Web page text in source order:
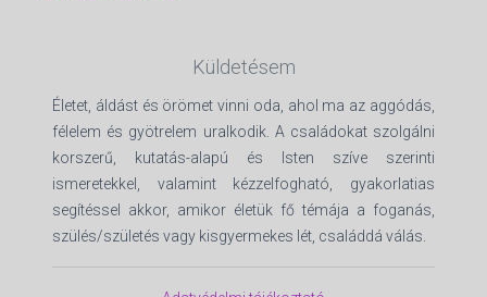
Küldetésem
Életet, áldást és örömet vinni oda, ahol ma az aggódás,
félelem és gyötrelem uralkodik. A családokat szolgálni
korszerű, kutatás-alapú és Isten szíve szerinti
ismeretekkel, valamint kézzelfogható, gyakorlatias
segítéssel akkor, amikor életük fő témája a foganás,
szülés/születés vagy kisgyermekes lét, családdá válás.